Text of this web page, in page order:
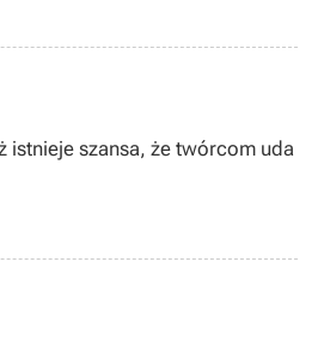
szansa, że twórcom uda